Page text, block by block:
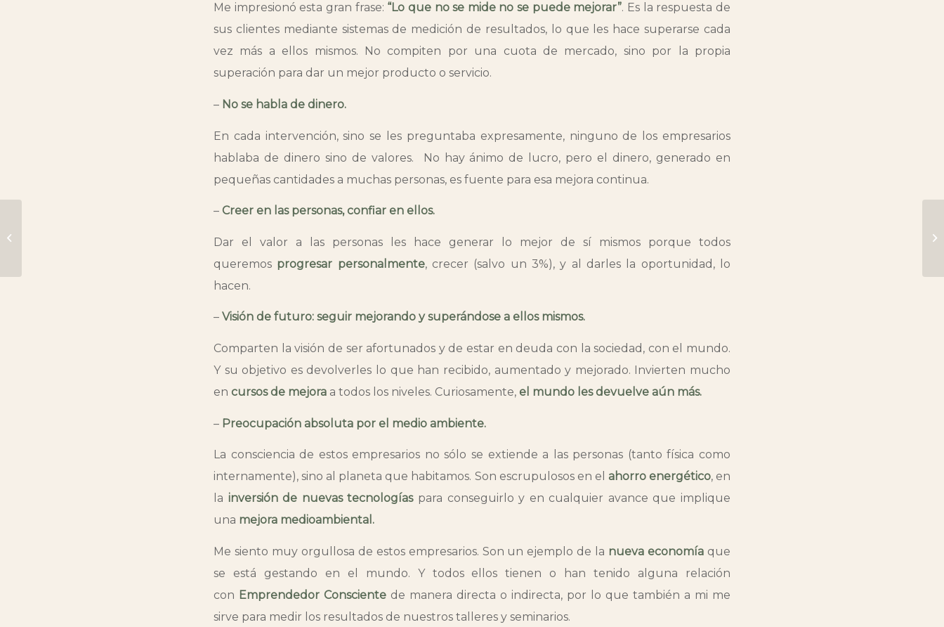
Me impresionó esta gran frase: “Lo que no se mide no se puede mejorar”. Es la respuesta de
sus clientes mediante sistemas de medición de resultados, lo que les hace superarse cada
vez más a ellos mismos. No compiten por una cuota de mercado, sino por la propia
superación para dar un mejor producto o servicio.
– No se habla de dinero.
En cada intervención, sino se les preguntaba expresamente, ninguno de los empresarios
hablaba de dinero sino de valores. No hay ánimo de lucro, pero el dinero, generado en
pequeñas cantidades a muchas personas, es fuente para esa mejora continua.
– Creer en las personas, confiar en ellos.
Dar el valor a las personas les hace generar lo mejor de sí mismos porque todos
queremos progresar personalmente, crecer (salvo un 3%), y al darles la oportunidad, lo
hacen.
– Visión de futuro: seguir mejorando y superándose a ellos mismos.
Comparten la visión de ser afortunados y de estar en deuda con la sociedad, con el mundo.
Y su objetivo es devolverles lo que han recibido, aumentado y mejorado. Invierten mucho
en cursos de mejora a todos los niveles. Curiosamente, el mundo les devuelve aún más.
– Preocupación absoluta por el medio ambiente.
La consciencia de estos empresarios no sólo se extiende a las personas (tanto física como
internamente), sino al planeta que habitamos. Son escrupulosos en el ahorro energético, en
la inversión de nuevas tecnologíaspara conseguirlo y en cualquier avance que implique
una mejora medioambiental.
Me siento muy orgullosa de estos empresarios. Son un ejemplo de la nueva economía que
se está gestando en el mundo. Y todos ellos tienen o han tenido alguna relación
con Emprendedor Consciente de manera directa o indirecta, por lo que también a mi me
sirve para medir los resultados de nuestros talleres y seminarios.